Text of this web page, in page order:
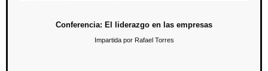
Conferencia: El liderazgo en las empresas
Impartida por Rafael Torres